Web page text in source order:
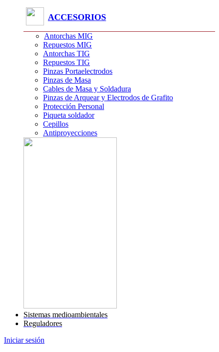
ACCESORIOS
Antorchas MIG
Repuestos MIG
Antorchas TIG
Repuestos TIG
Pinzas Portaelectrodos
Pinzas de Masa
Cables de Masa y Soldadura
Pinzas de Arquear y Electrodos de Grafito
Protección Personal
Piqueta soldador
Cepillos
Antiproyecciones
Sistemas medioambientales
Reguladores
Iniciar sesión